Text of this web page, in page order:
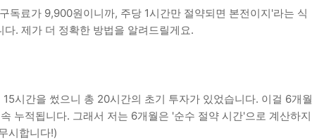
독료가 9,900원이니까, 주당 1시간만 절약되면 본전이지'라는 식
. 제가 더 정확한 방법을 알려드릴게요.
시간을 썼으니 총 20시간의 초기 투자가 있었습니다. 이걸 6개월
누적됩니다. 그래서 저는 6개월은 '순수 절약 시간'으로 계산하지
시합니다!)